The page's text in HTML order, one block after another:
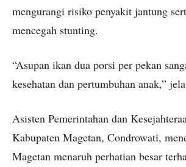
mengurangi risiko penyakit jantung
mencegah stunting.
“Asupan ikan dua porsi per pekan
kesehatan dan pertumbuhan anak,”
Asisten Pemerintahan dan
Kabupaten Magetan, Condrowati,
Magetan menaruh perhatian besar